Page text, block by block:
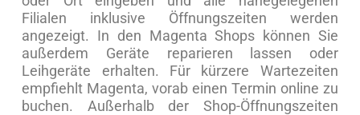
Filialen inklusive Öffnungszeiten werden
angezeigt. In den Magenta Shops können Sie
außerdem Geräte reparieren lassen oder
Leihgeräte erhalten. Für kürzere Wartezeiten
empfiehlt Magenta, vorab einen Termin online zu
buchen. Außerhalb der Shop-Öffnungszeiten